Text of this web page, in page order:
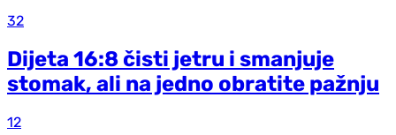
32
Dijeta 16:8 čisti jetru i smanjuje
stomak, ali na jedno obratite pažnju
12